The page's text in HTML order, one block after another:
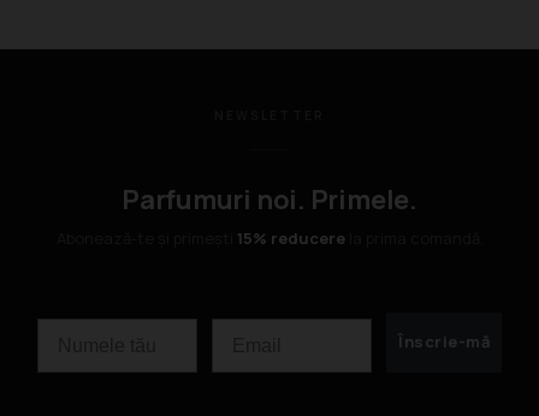
Parfumuri noi. Primele.
15% reducerela prima comandă.
Înscrie-mă